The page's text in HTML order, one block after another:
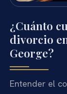
¿Cuánto
divorcio
George?
Entender el